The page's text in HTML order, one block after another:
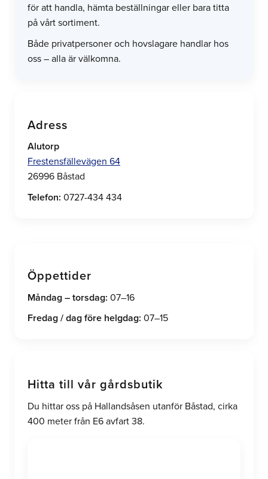
för att handla, hämta beställningar eller bara titta
på vårt sortiment.
Både privatpersoner och hovslagare handlar hos
oss – alla är välkomna.
Adress
Alutorp
Frestensfällevägen 64
26996 Båstad
Telefon: 0727-434 434
Öppettider
Måndag – torsdag: 07–16
Fredag / dag före helgdag: 07–15
Hitta till vår gårdsbutik
Du hittar oss på Hallandsåsen utanför Båstad, cirka
400 meter från E6 avfart 38.